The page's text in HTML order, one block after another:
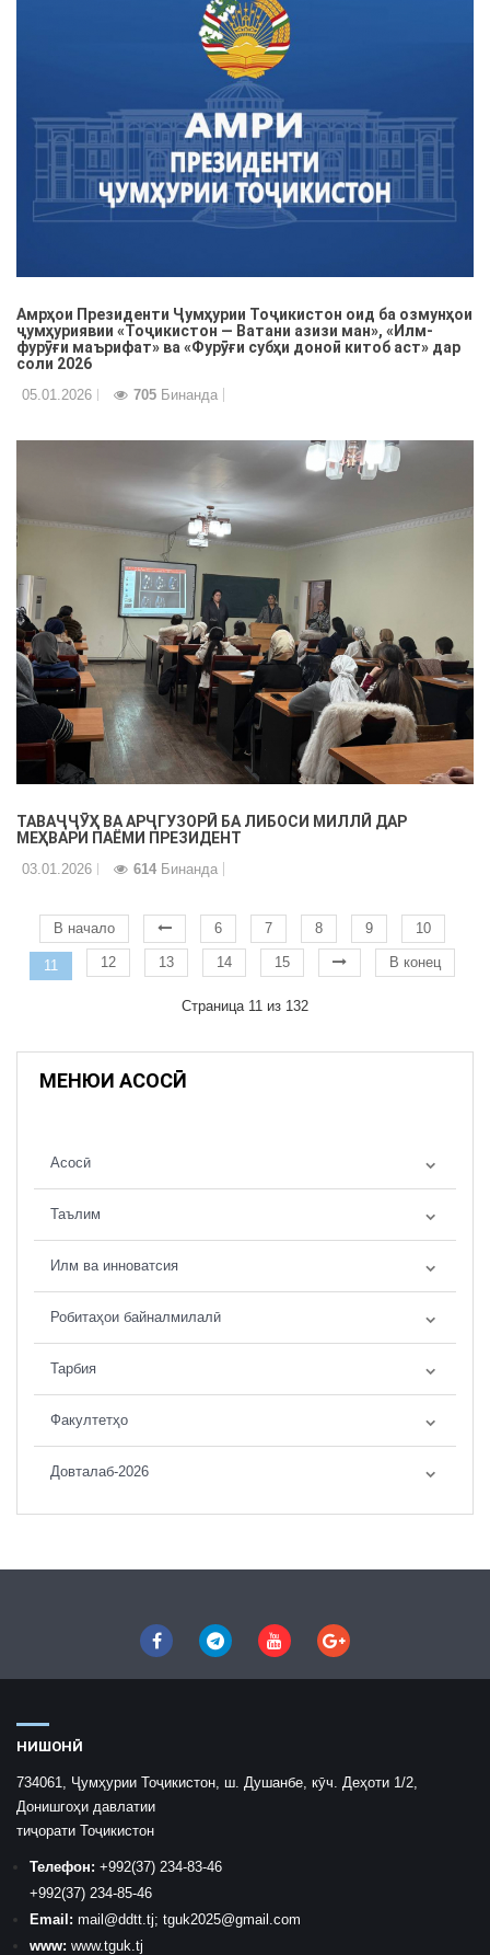
Амрҳои Президенти Ҷумҳурии Тоҷикистон оид ба озмунҳои
ҷумҳуриявии «Тоҷикистон — Ватани азизи ман», «Илм-
фурӯғи маърифат» ва «Фурӯғи субҳи доноӣ китоб аст» дар
соли 2026
05.01.2026 705 Бинанда
ТАВАҶҶӮҲ ВА АРҶГУЗОРӢ БА ЛИБОСИ МИЛЛӢ ДАР
МЕҲВАРИ ПАЁМИ ПРЕЗИДЕНТ
03.01.2026 614 Бинанда
В начало 6 7 8 9 10
11 12 13 14 15 В конец
Страница 11 из 132
МЕНЮИ АСОСӢ
Асосӣ
Таълим
Илм ва инноватсия
Робитаҳои байналмилалӣ
Тарбия
Факултетҳо
Довталаб-2026
НИШОНӢ
734061, Ҷумҳурии Тоҷикистон, ш. Душанбе, кӯч. Деҳоти 1/2,
Донишгоҳи давлатии
тиҷорати Тоҷикистон
Телефон: +992(37) 234-83-46
+992(37) 234-85-46
Email: mail @ddtt.tj; tguk2025@gmail.com
www: www.tguk.tj